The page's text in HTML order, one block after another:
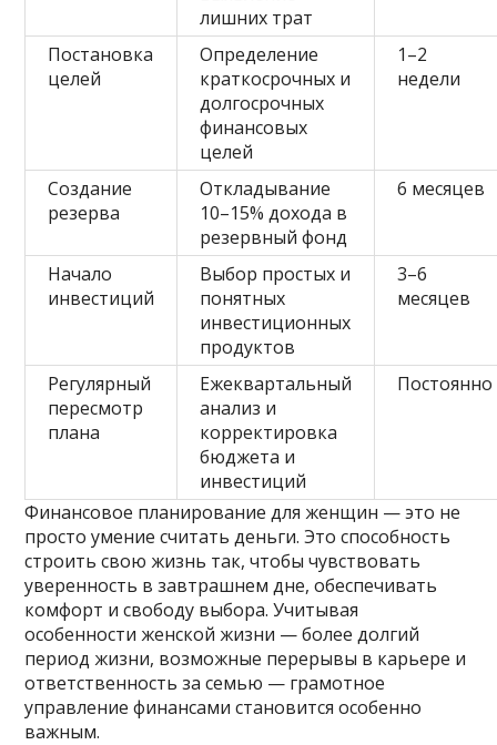
лишних трат
Постановка
целей
Определение
краткосрочных и
долгосрочных
финансовых
целей
1–2
недели
Создание
резерва
Откладывание
10–15% дохода в
резервный фонд
6 месяцев
Начало
инвестиций
Выбор простых и
понятных
инвестиционных
продуктов
3–6
месяцев
Регулярный
пересмотр
плана
Ежеквартальный
анализ и
корректировка
бюджета и
инвестиций
Постоянно
Финансовое планирование для женщин — это не
просто умение считать деньги. Это способность
строить свою жизнь так, чтобы чувствовать
уверенность в завтрашнем дне, обеспечивать
комфорт и свободу выбора. Учитывая
особенности женской жизни — более долгий
период жизни, возможные перерывы в карьере и
ответственность за семью — грамотное
управление финансами становится особенно
важным.